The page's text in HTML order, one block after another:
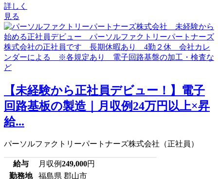
詳しく
見る
【未経験から正社員デビュー！】電子
回路基板の製造｜月収例24万円以上×昇
給...
パーソルファクトリーパートナーズ株式会社（正社員）
給与 月収例249,000円
勤務地
福島県 郡山市